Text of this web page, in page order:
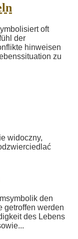
oft
der
hinweisen
zu
den
getroffen werden
des Lebens